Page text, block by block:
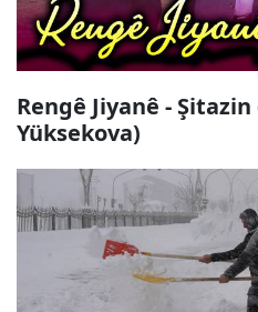
Rengê Jiyanê -
Yüksekova)